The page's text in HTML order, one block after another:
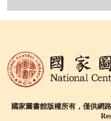
國家圖書館版權所有，僅供網